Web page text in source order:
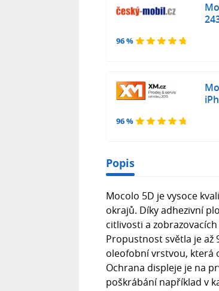
96 %
96 %
Popis
Mocolo 5D je vysoce
okrajů. Díky adhezivní
citlivosti a
Propustnost světla je až
oleofobní vrstvou, která
Ochrana displeje je na
poškrábání například v